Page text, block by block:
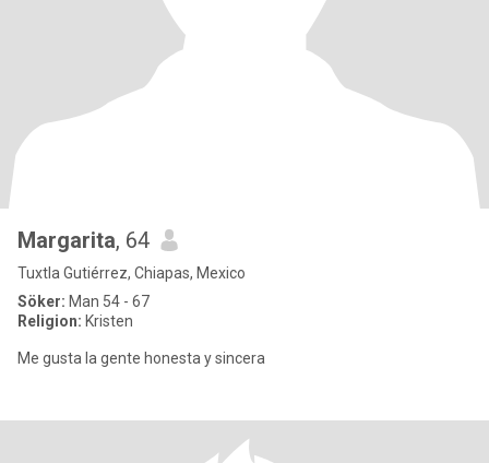
Margarita, 64
Tuxtla Gutiérrez, Chiapas, Mexico
Söker: Man 54 - 67
Religion: Kristen
Me gusta la gente honesta y sincera